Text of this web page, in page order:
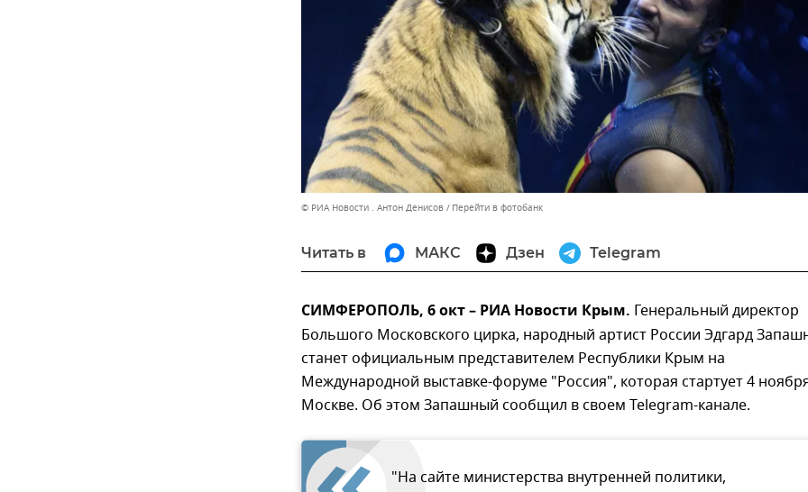
© РИА Новости . Антон Денисов Перейти в фотобанк
Читать в МАКС Дзен Telegram
СИМФЕРОПОЛЬ, 6 окт – РИА Новости Крым. Генеральный директор
Большого Московского цирка, народный артист России Эдгард
станет официальным представителем Республики Крым на
Международной выставке-форуме "Россия", которая стартует 4
Москве. Об этом Запашный сообщил в своем Telegram-канале.
"На сайте министерства внутренней политики,